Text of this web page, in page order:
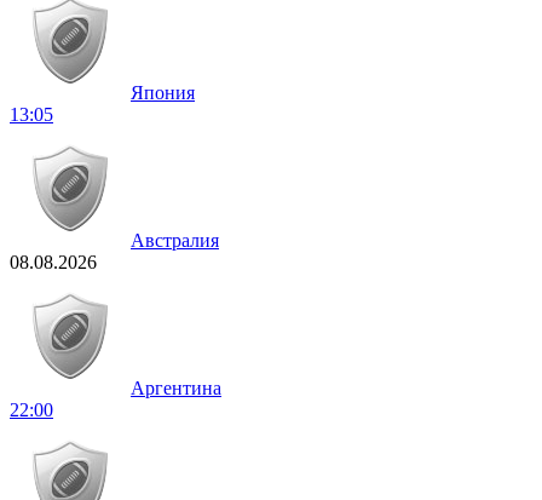
Япония
13:05
Австралия
08.08.2026
Аргентина
22:00